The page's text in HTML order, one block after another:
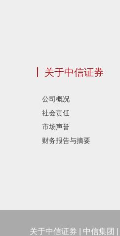
关于中信证券
公司概况
社会责任
市场声誉
财务报告与摘要
关于中信证券 中信集团